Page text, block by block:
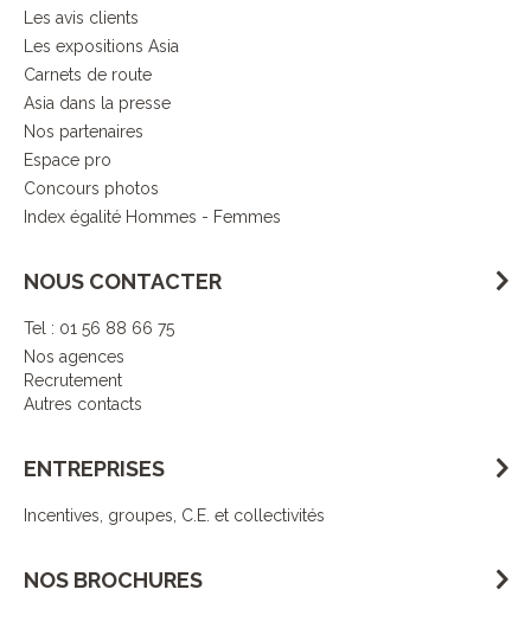
Les avis clients
Les expositions Asia
Carnets de route
Asia dans la presse
Nos partenaires
Espace pro
Concours photos
Index égalité Hommes - Femmes
NOUS CONTACTER
Tel : 01 56 88 66 75
Nos agences
Recrutement
Autres contacts
ENTREPRISES
Incentives, groupes, C.E. et collectivités
NOS BROCHURES